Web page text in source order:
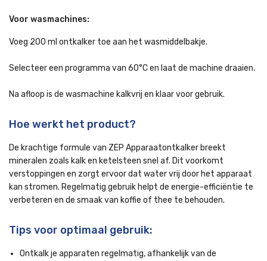
Voor wasmachines:
Voeg 200 ml ontkalker toe aan het wasmiddelbakje.
Selecteer een programma van 60°C en laat de machine draaien.
Na afloop is de wasmachine kalkvrij en klaar voor gebruik.
Hoe werkt het product?
De krachtige formule van ZEP Apparaatontkalker breekt
mineralen zoals kalk en ketelsteen snel af. Dit voorkomt
verstoppingen en zorgt ervoor dat water vrij door het apparaat
kan stromen. Regelmatig gebruik helpt de energie-efficiëntie te
verbeteren en de smaak van koffie of thee te behouden.
Tips voor optimaal gebruik:
Ontkalk je apparaten regelmatig, afhankelijk van de